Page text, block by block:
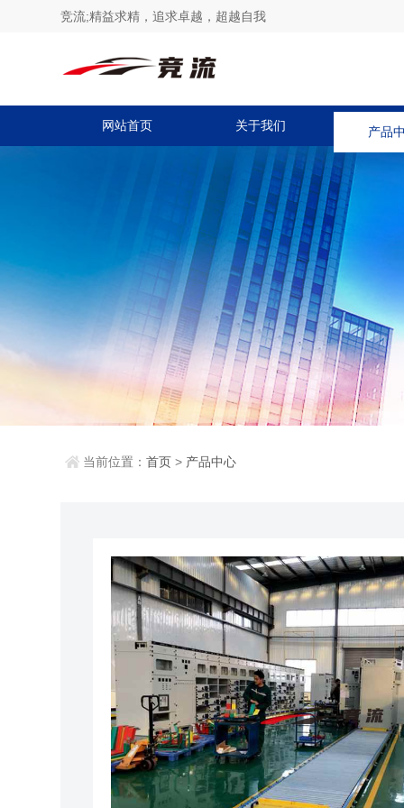
竞流;精益求精，追求卓越，超越自我
网站首页 关于我们 产品
当前位置：首页 > 产品中心